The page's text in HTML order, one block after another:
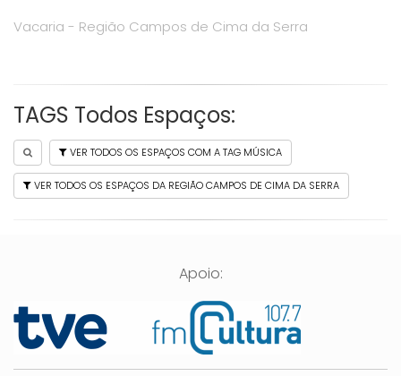
Vacaria - Região Campos de Cima da Serra
TAGS Todos Espaços:
VER TODOS OS ESPAÇOS COM A TAG MÚSICA
VER TODOS OS ESPAÇOS DA REGIÃO CAMPOS DE CIMA DA SERRA
Apoio: